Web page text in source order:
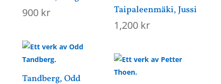
900 kr Taipaleenmäki, Jussi
1,200 kr
Tandberg, Odd